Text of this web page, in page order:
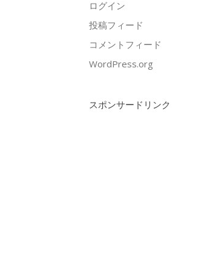
ログイン
投稿フィード
コメントフィード
WordPress.org
スポンサードリンク